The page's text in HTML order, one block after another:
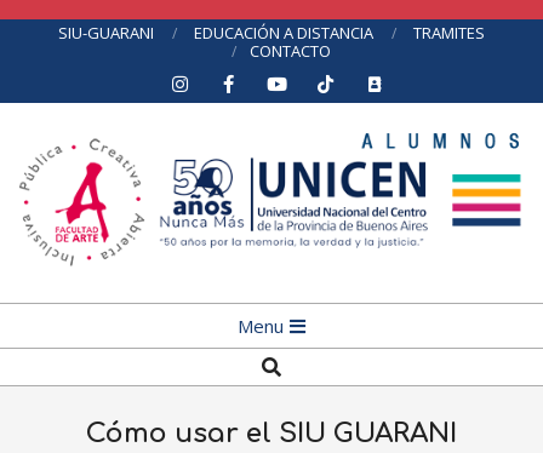
SIU-GUARANI EDUCACIÓN A DISTANCIA
TRAMITES
CONTACTO
Navigation
Menu
Menu
Search
Cómo usar el SIU GUARANI